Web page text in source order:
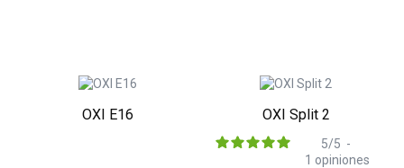
OXI E16 OXI Split 2
5/5 -
1 opiniones